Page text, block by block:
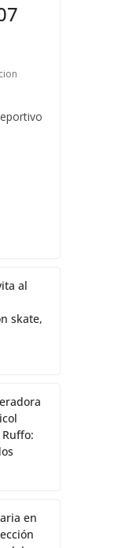
al
skate,
en